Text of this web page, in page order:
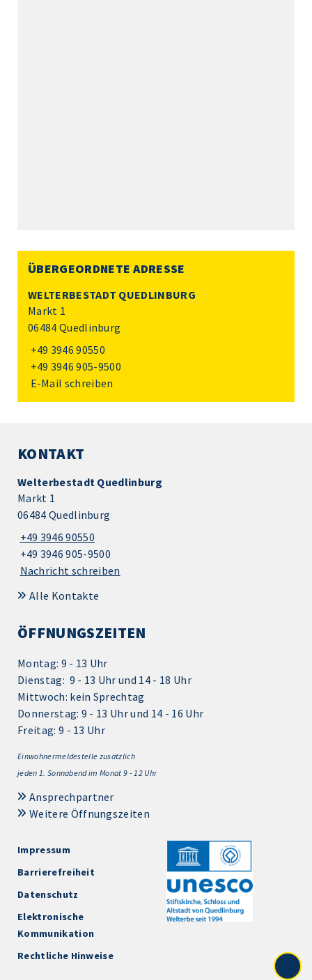
ÜBERGEORDNETE ADRESSE
WELTERBESTADT QUEDLINBURG
Markt 1
06484 Quedlinburg
+49 3946 90550
+49 3946 905-9500
E-Mail schreiben
KONTAKT
Welterbestadt Quedlinburg
Markt 1
06484 Quedlinburg
+49 3946 90550
+49 3946 905-9500
Nachricht schreiben
Alle Kontakte
ÖFFNUNGSZEITEN
Montag: 9 - 13 Uhr
Dienstag: 9 - 13 Uhr und 14 - 18 Uhr
Mittwoch: kein Sprechtag
Donnerstag: 9 - 13 Uhr und 14 - 16 Uhr
Freitag: 9 - 13 Uhr
Einwohnermeldestelle zusätzlich
jeden 1. Sonnabend im Monat 9 - 12 Uhr
Ansprechpartner
Weitere Öffnungszeiten
Impressum
Barrierefreiheit
Datenschutz
Elektronische
Kommunikation
Rechtliche Hinweise